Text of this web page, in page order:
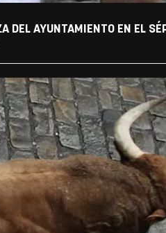
DEL AYUNTAMIENTO EN EL